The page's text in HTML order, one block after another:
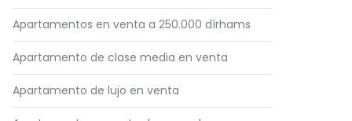
Apartamentos en venta a 250.000 dírhams
Apartamento de clase media en venta
Apartamento de lujo en venta